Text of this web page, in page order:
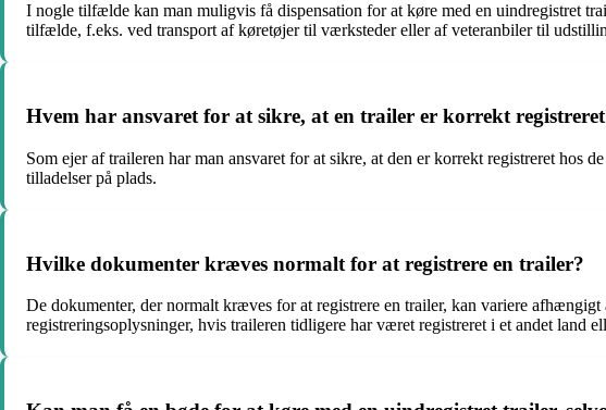
I nogle tilfælde kan man muligvis få dispensation for at køre med en uindregistret
tilfælde, f.eks. ved transport af køretøjer til værksteder eller af veteranbiler til
Hvem har ansvaret for at sikre, at en trailer er korrekt
Som ejer af traileren har man ansvaret for at sikre, at den er korrekt registreret hos
tilladelser på plads.
Hvilke dokumenter kræves normalt for at registrere en trailer?
De dokumenter, der normalt kræves for at registrere en trailer, kan variere
registreringsoplysninger, hvis traileren tidligere har været registreret i et andet land